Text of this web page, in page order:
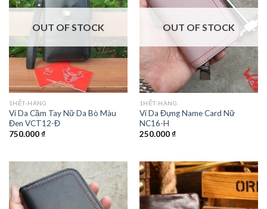
OUT OF STOCK
1HẾT-HÀNG
Ví Da Cầm Tay Nữ Da Bò Màu
Đen VCT12-Đ
750.000₫
OUT OF STOCK
1HẾT-HÀNG
Ví Da Đựng Name Card Nữ
NC16-H
250.000₫